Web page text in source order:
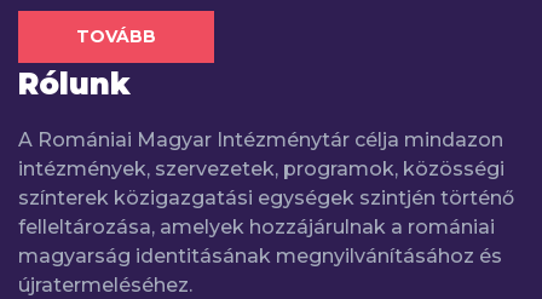
TOVÁBB
Rólunk
A Romániai Magyar Intézménytár célja mindazon
intézmények, szervezetek, programok, közösségi
színterek közigazgatási egységek szintjén történő
felleltározása, amelyek hozzájárulnak a romániai
magyarság identitásának megnyilvánításához és
újratermeléséhez.